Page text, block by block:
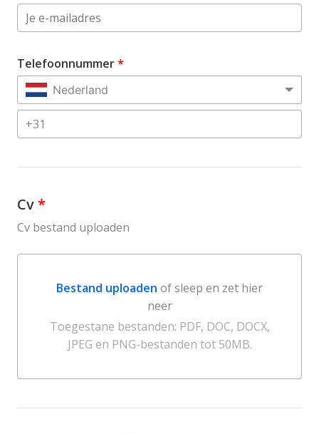
Telefoonnummer*
Nederland
Cv*
Cv bestand uploaden
Bestand uploaden of sleep en zet hier
neer
Bestand uploaden of sleep en zet hier neer
Toegestane bestanden: PDF, DOC, DOCX,
JPEG en PNG-bestanden tot 50MB.